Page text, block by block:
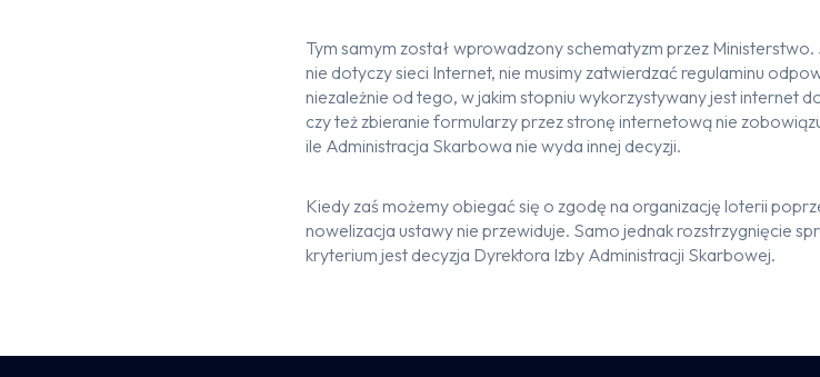
Tym samym został wprowadzony schematyzm przez
nie dotyczy sieci Internet, nie musimy zatwierdzać regulaminu
niezależnie od tego, w jakim stopniu wykorzystywany jest internet
czy też zbieranie formularzy przez stronę internetową nie
ile Administracja Skarbowa nie wyda innej decyzji.
Kiedy zaś możemy obiegać się o zgodę na organizację loterii
nowelizacja ustawy nie przewiduje. Samo jednak rozstrzygnięcie
kryterium jest decyzja Dyrektora Izby Administracji Skarbowej.